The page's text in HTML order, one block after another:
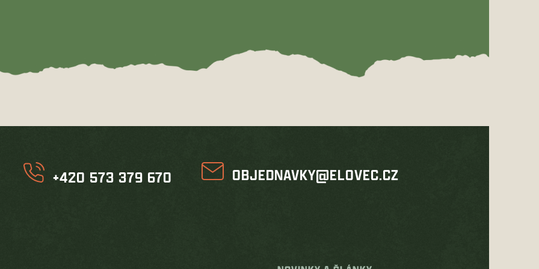
+420 573 379 670 OBJEDNAVKY@ELOVEC.CZ